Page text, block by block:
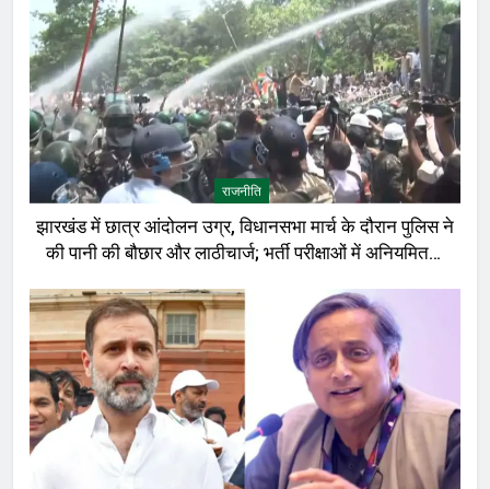
राजनीति
झारखंड में छात्र आंदोलन उग्र, विधानसभा मार्च के दौरान पुलिस ने
की पानी की बौछार और लाठीचार्ज; भर्ती परीक्षाओं में अनियमितता